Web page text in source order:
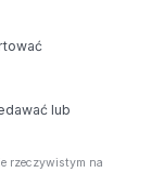
lub
rzeczywistym na